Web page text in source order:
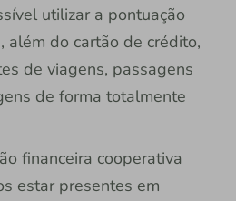
utilizar a pontuação
além do cartão de crédito,
de viagens, passagens
de forma totalmente
financeira cooperativa
estar presentes em